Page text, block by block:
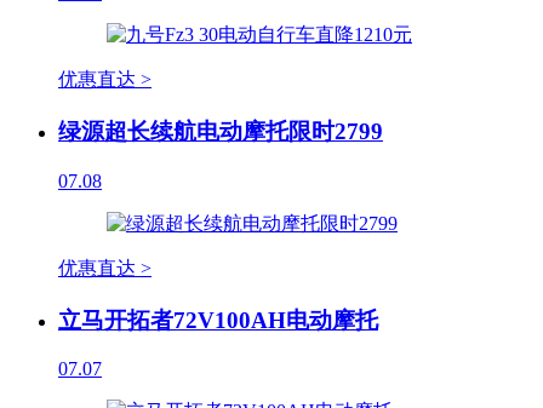
优惠直达 >
绿源超长续航电动摩托限时2799
07.08
优惠直达 >
立马开拓者72V100AH电动摩托
07.07